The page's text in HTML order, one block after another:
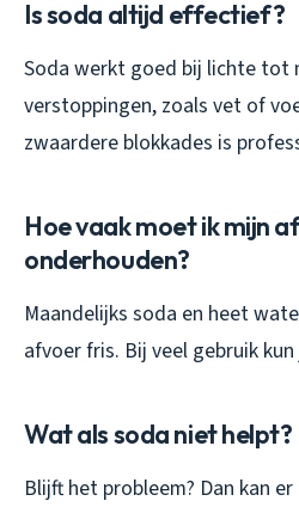
Is soda altijd effectief?
Soda werkt goed bij lichte tot
verstoppingen, zoals vet of
zwaardere blokkades is
Hoe vaak moet ik mijn
onderhouden?
Maandelijks soda en heet
afvoer fris. Bij veel gebruik
Wat als soda niet helpt?
Blijft het probleem? Dan kan